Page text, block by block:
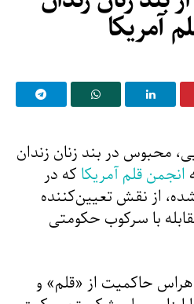
آمریکا
محبوس در بند زنان زندان
انجمن قلم آمریکا که در
نوشته شده، از نقش تعیین‌کننده
با سرکوب حکومتی
هراس حاکمیت از «قلم» و